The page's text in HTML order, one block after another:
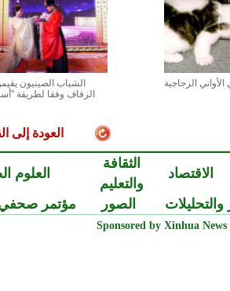
الزجاجية
الشباب الصينيون
الزفاف وفقا لطريقة
العودة إلى
الاقتصاد
الثقافة
والتعليم
العلوم
والتحليلات الصور مؤتمر صحفي
Sponsored by Xinhua